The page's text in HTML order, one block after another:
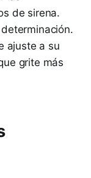
de sirena.
ajuste a su
grite más